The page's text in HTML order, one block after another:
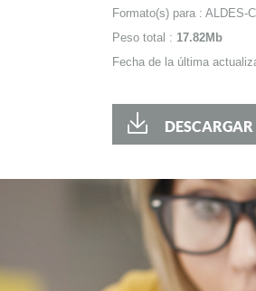
Formato(s) para : ALDES-
Peso total : 17.82Mb
Fecha de la última